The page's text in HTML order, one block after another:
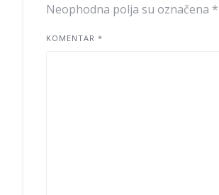
Neophodna polja su označena *
KOMENTAR *